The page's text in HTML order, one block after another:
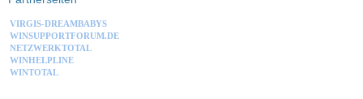
VIRGIS-DREAMBABYS
WINSUPPORTFORUM.DE
NETZWERKTOTAL
WINHELPLINE
WINTOTAL